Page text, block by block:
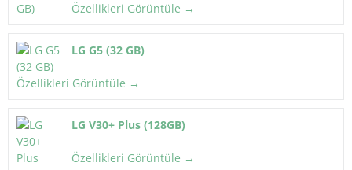
Özellikleri Görüntüle →
LG G5 (32 GB)
Özellikleri Görüntüle →
LG V30+ Plus (128GB)
Özellikleri Görüntüle →